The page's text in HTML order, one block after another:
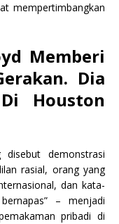
mempertimbangkan
Memberi
Dia
Houston
demonstrasi
rasial, orang yang
dan kata-
– menjadi
pribadi di